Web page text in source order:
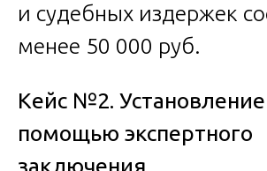
и судебных издержек
менее 50 000 руб.
Кейс №2.
помощью экспертного